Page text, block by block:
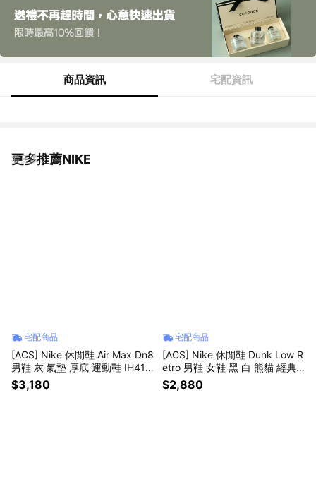
商品資訊 宅配資訊
更多推薦NIKE
看更多
宅配商品
[ACS] Nike 休閒鞋 Air Max Dn8
男鞋 灰 氣墊 厚底 運動鞋 IH411
9-009
$3,180
宅配商品
[ACS] Nike 休閒鞋 Dunk Low R
etro 男鞋 女鞋 黑 白 熊貓 經典
低筒 HF5441-100
$2,880